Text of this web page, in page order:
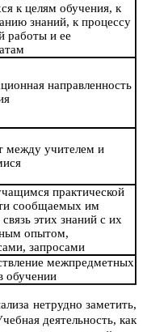
к целям обучения, к
знаний, к процессу
работы и ее
направленность
между учителем и
практической
сообщаемых им
этих знаний с их
опытом,
запросами
межпредметных
обучении
нетрудно заметить,
деятельность, как